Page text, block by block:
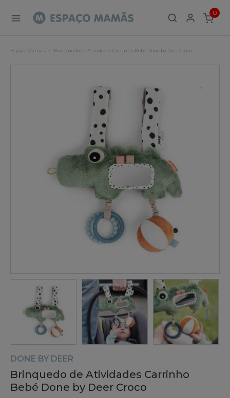
0
ITEMS
Espaço Mamãs Brinquedo de Atividades Carrinho Bebé Done by Deer Croco
DONE BY DEER
Brinquedo de Atividades Carrinho
Bebé Done by Deer Croco